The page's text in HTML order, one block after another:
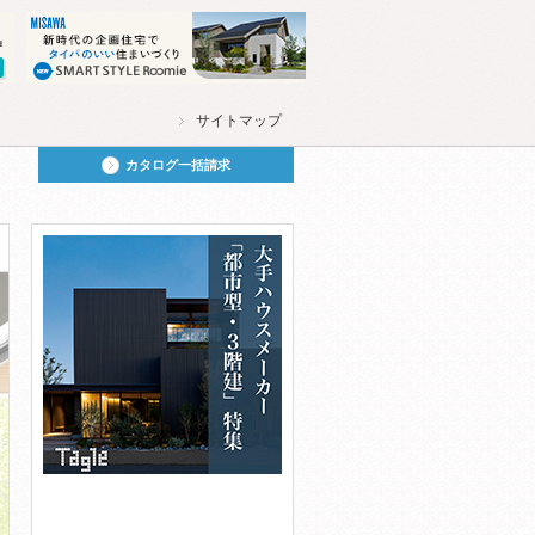
サイトマップ
カタログ一括請求